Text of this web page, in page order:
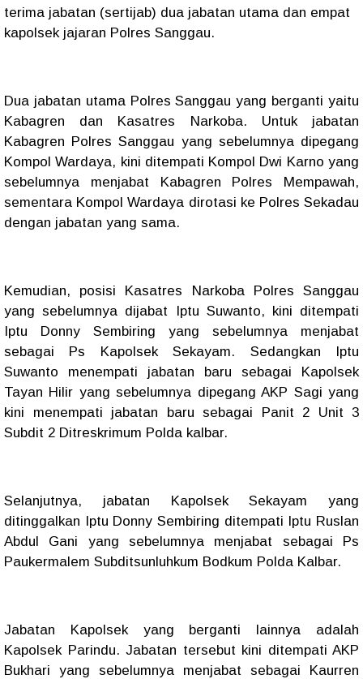
terima jabatan (sertijab) dua jabatan utama dan empat
kapolsek jajaran Polres Sanggau.
Dua jabatan utama Polres Sanggau yang berganti yaitu
Kabagren dan Kasatres Narkoba. Untuk jabatan
Kabagren Polres Sanggau yang sebelumnya dipegang
Kompol Wardaya, kini ditempati Kompol Dwi Karno yang
sebelumnya menjabat Kabagren Polres Mempawah,
sementara Kompol Wardaya dirotasi ke Polres Sekadau
dengan jabatan yang sama.
Kemudian, posisi Kasatres Narkoba Polres Sanggau
yang sebelumnya dijabat Iptu Suwanto, kini ditempati
Iptu Donny Sembiring yang sebelumnya menjabat
sebagai Ps Kapolsek Sekayam. Sedangkan Iptu
Suwanto menempati jabatan baru sebagai Kapolsek
Tayan Hilir yang sebelumnya dipegang AKP Sagi yang
kini menempati jabatan baru sebagai Panit 2 Unit 3
Subdit 2 Ditreskrimum Polda kalbar.
Selanjutnya, jabatan Kapolsek Sekayam yang
ditinggalkan Iptu Donny Sembiring ditempati Iptu Ruslan
Abdul Gani yang sebelumnya menjabat sebagai Ps
Paukermalem Subditsunluhkum Bodkum Polda Kalbar.
Jabatan Kapolsek yang berganti lainnya adalah
Kapolsek Parindu. Jabatan tersebut kini ditempati AKP
Bukhari yang sebelumnya menjabat sebagai Kaurren